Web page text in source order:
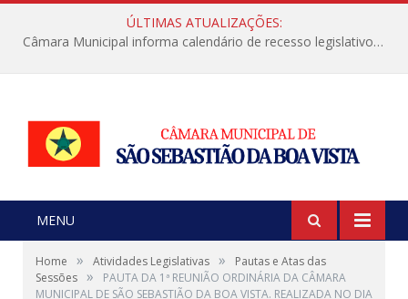
ÚLTIMAS ATUALIZAÇÕES:
Câmara Municipal informa calendário de recesso legislativo de julho
MENU
Home » Atividades Legislativas »
Pautas e Atas das
Sessões »
PAUTA DA 1ª REUNIÃO ORDINÁRIA DA CÂMARA
MUNICIPAL DE SÃO SEBASTIÃO DA BOA VISTA. REALIZADA NO DIA